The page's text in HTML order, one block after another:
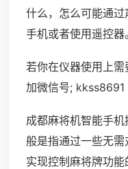
什么，怎么可能通
手机或者使用遥控器。
若你在仪器使用上
加微信号; kkss8691
成都麻将机智能手
般是指通过一些无
实现控制麻将牌功能